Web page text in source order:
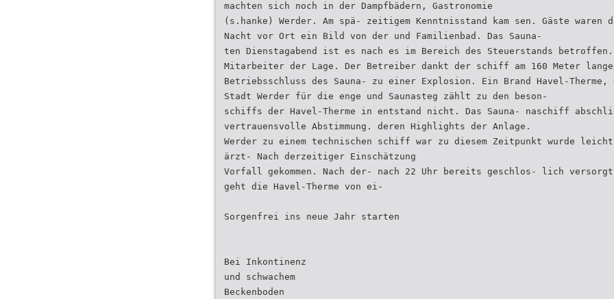
machten sich noch in der Dampfbädern, Gastronomie
(s.hanke) Werder. Am spä- zeitigem Kenntnisstand kam sen. Gäste waren
Nacht vor Ort ein Bild von der und Familienbad. Das Sauna-
ten Dienstagabend ist es nach es im Bereich des Steuerstands
Mitarbeiter der Lage. Der Betreiber dankt der schiff am 160 Meter
Betriebsschluss des Sauna- zu einer Explosion. Ein Brand Havel-Therme,
Stadt Werder für die enge und Saunasteg zählt zu den beson-
schiffs der Havel-Therme in entstand nicht. Das Sauna- naschiff
vertrauensvolle Abstimmung. deren Highlights der Anlage.
Werder zu einem technischen schiff war zu diesem Zeitpunkt wurde
ärzt- Nach derzeitiger Einschätzung
Vorfall gekommen. Nach der- nach 22 Uhr bereits geschlos- lich
geht die Havel-Therme von ei-
Sorgenfrei ins neue Jahr starten
Bei Inkontinenz
und schwachem
Beckenboden